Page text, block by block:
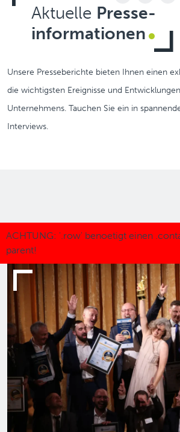
Aktuelle Presse-
informa­tionen
Unsere Presseberichte bieten Ihnen einen
die wichtigsten Ereignisse und
Unternehmens. Tauchen Sie ein in
Interviews.